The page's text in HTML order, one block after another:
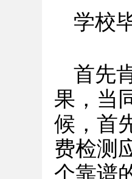
学校
首先
果，当
候，首
费检测
个靠谱